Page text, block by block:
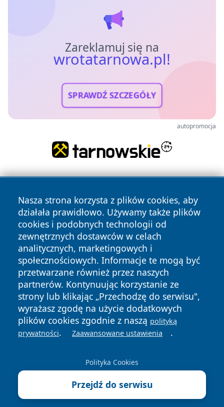
Zareklamuj się na
wrotatarnowa.pl!
SPRAWDŹ SZCZEGÓŁY
autopromocja
Nasza strona korzysta z plików cookies, aby
działała prawidłowo. Używamy także plików
cookies i podobnych technologii od
zewnętrznych dostawców w celach
analitycznych, marketingowych i
społecznościowych. Informacje te mogą być
przetwarzane również przez naszych
partnerów. Kontynuując korzystanie ze
strony lub klikając „Przechodzę do serwisu",
wyrażasz zgodę na użycie dodatkowych
plików cookies zgodnie z naszą polityką
prywatności. Zaawansowane ustawienia .
Polityka Cookies
Przejdź do serwisu
Copyright © 2026 wrotatarnowa.pl Wszystkie prawa
zastrzeżone.
News Autorzy
Polityka
Prywatności
Polityka
Cookies